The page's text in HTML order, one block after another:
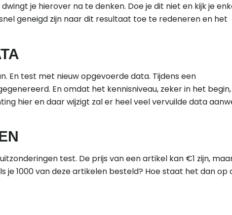
je hierover na te denken. Doe je dit niet en kijk je
geneigd zijn naar dit resultaat toe te redeneren en het
En test met nieuw opgevoerde data. Tijdens een
En omdat het kennisniveau, zeker in het
hier en daar wijzigt zal er heel veel vervuilde data
test. De prijs van een artikel kan €1 zijn,
je 1000 van deze artikelen besteld? Hoe staat het dan op